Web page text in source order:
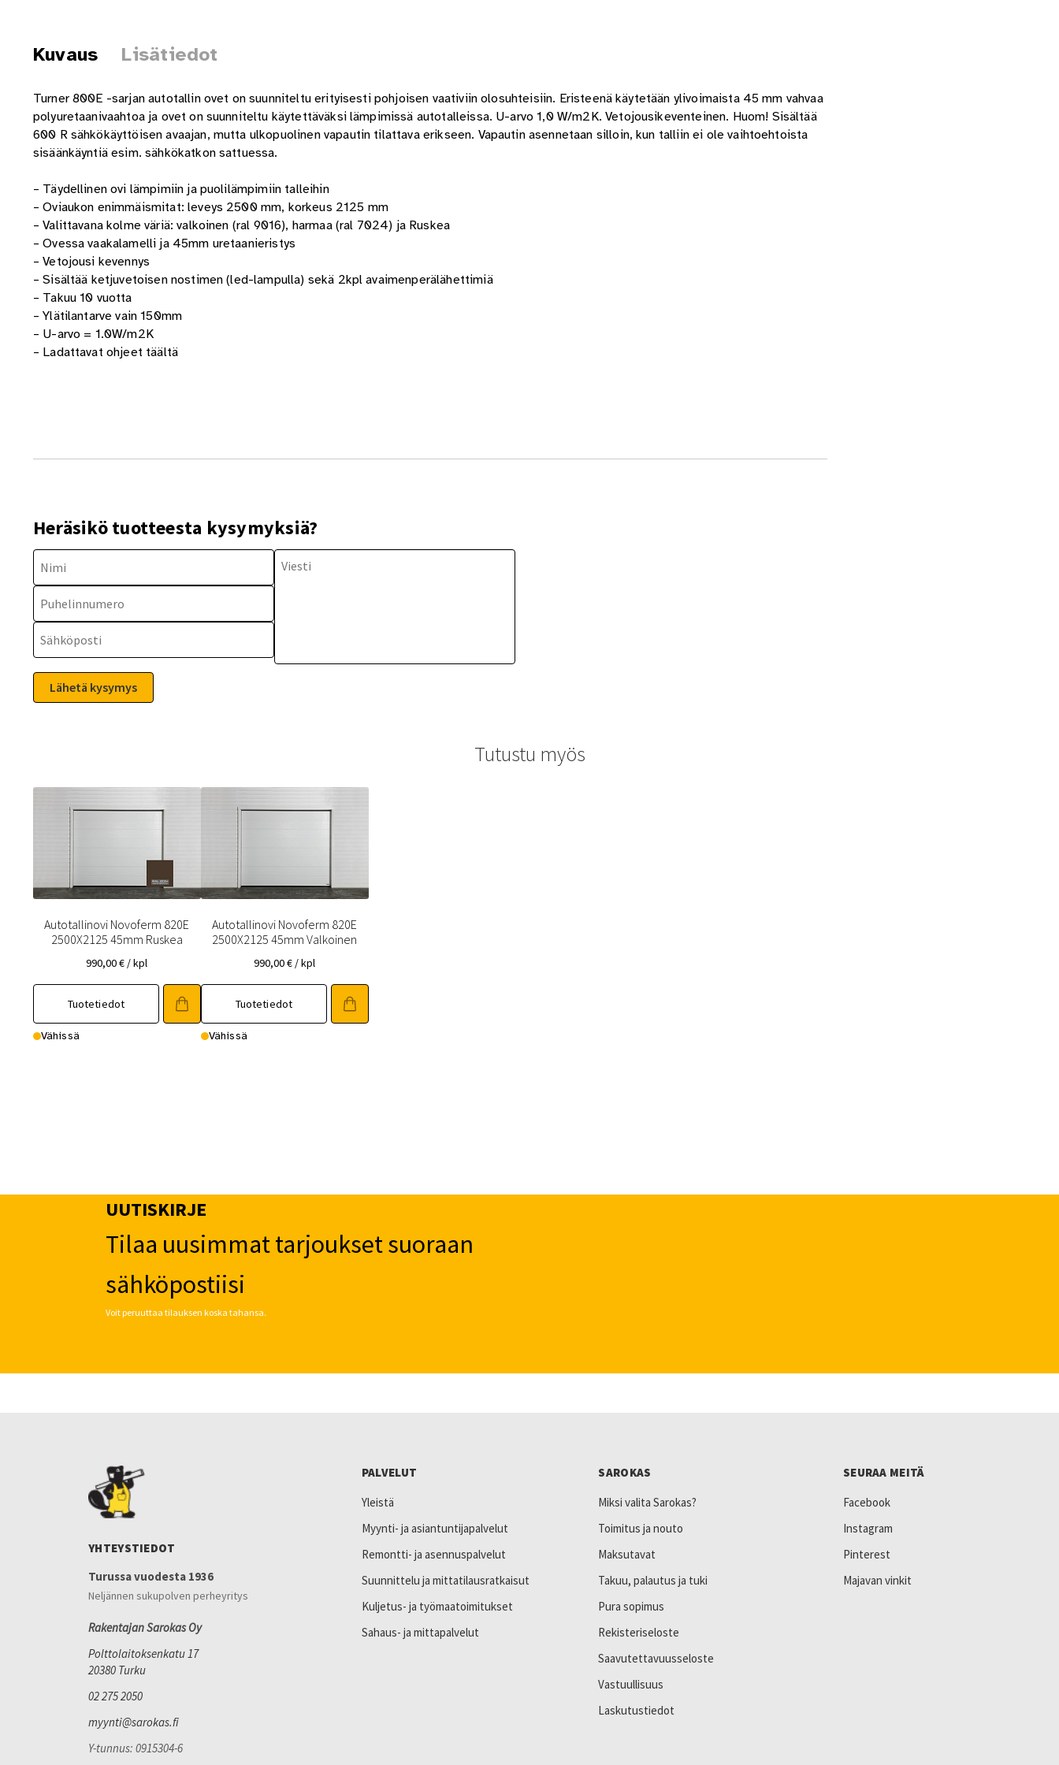
Kuvaus Lisätiedot
Turner 800E -sarjan autotallin ovet on suunniteltu erityisesti pohjoisen vaativiin olosuhteisiin. Eristeenä käytetään ylivoimaista 45 mm vahvaa
polyuretaanivaahtoa ja ovet on suunniteltu käytettäväksi lämpimissä autotalleissa. U-arvo 1,0 W/m2K. Vetojousikeventeinen. Huom! Sisältää
600 R sähkökäyttöisen avaajan, mutta ulkopuolinen vapautin tilattava erikseen. Vapautin asennetaan silloin, kun talliin ei ole vaihtoehtoista
sisäänkäyntiä esim. sähkökatkon sattuessa.
– Täydellinen ovi lämpimiin ja puolilämpimiin talleihin
– Oviaukon enimmäismitat: leveys 2500 mm, korkeus 2125 mm
– Valittavana kolme väriä: valkoinen (ral 9016), harmaa (ral 7024) ja Ruskea
– Ovessa vaakalamelli ja 45mm uretaanieristys
– Vetojousi kevennys
– Sisältää ketjuvetoisen nostimen (led-lampulla) sekä 2kpl avaimenperälähettimiä
– Takuu 10 vuotta
– Ylätilantarve vain 150mm
– U-arvo = 1.0W/m2K
– Ladattavat ohjeet täältä
Heräsikö tuotteesta kysymyksiä?
Tutustu myös
Autotallinovi Novoferm 820E
2500X2125 45mm Ruskea
990,00€ / kpl
Tuotetiedot
Vähissä
Autotallinovi Novoferm 820E
2500X2125 45mm Valkoinen
990,00€ / kpl
Tuotetiedot
Vähissä
UUTISKIRJE
Tilaa uusimmat tarjoukset suoraan
sähköpostiisi
Voit peruuttaa tilauksen koska tahansa.
YHTEYSTIEDOT
Turussa vuodesta 1936
Neljännen sukupolven perheyritys
Rakentajan Sarokas Oy
Polttolaitoksenkatu 17
20380 Turku
02 275 2050
myynti@sarokas.fi
Y-tunnus: 0915304-6
PALVELUT
Yleistä
Myynti- ja asiantuntijapalvelut
Remontti- ja asennuspalvelut
Suunnittelu ja mittatilausratkaisut
Kuljetus- ja työmaatoimitukset
Sahaus- ja mittapalvelut
SAROKAS
Miksi valita Sarokas?
Toimitus ja nouto
Maksutavat
Takuu, palautus ja tuki
Pura sopimus
Rekisteriseloste
Saavutettavuusseloste
Vastuullisuus
Laskutustiedot
SEURAA MEITÄ
Facebook
Instagram
Pinterest
Majavan vinkit